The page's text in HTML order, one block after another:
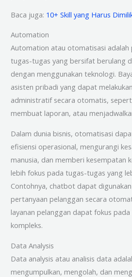
Baca juga: 10+ Skill yang Harus
Automation
Automation atau otomatisasi adalah
tugas-tugas yang bersifat berulang
dengan menggunakan teknologi.
asisten pribadi yang dapat
administratif secara otomatis,
membuat laporan, atau
Dalam dunia bisnis, otomatisasi
efisiensi operasional, mengurangi
manusia, dan memberi kesempatan
lebih fokus pada tugas-tugas yang
Contohnya, chatbot dapat
pertanyaan pelanggan secara
layanan pelanggan dapat fokus pada
kompleks.
Data Analysis
Data analysis atau analisis data
mengumpulkan, mengolah, dan